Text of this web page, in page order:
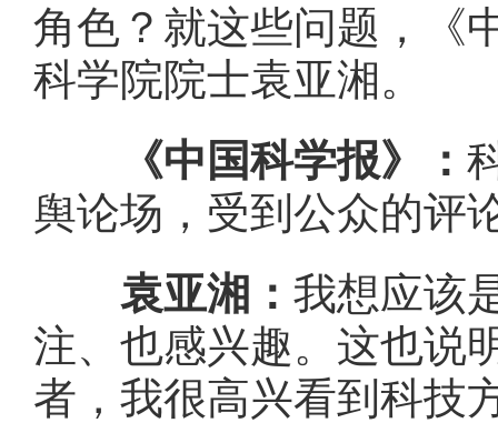
角色？就这些问题，《
科学院院士袁亚湘。
《中国科学报》：
舆论场，受到公众的评
袁亚湘： 我想应该
注、也感兴趣。这也说
者，我很高兴看到科技